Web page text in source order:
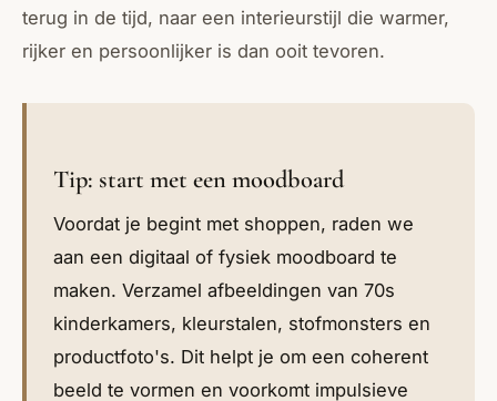
terug in de tijd, naar een interieurstijl die warmer,
rijker en persoonlijker is dan ooit tevoren.
Tip: start met een moodboard
Voordat je begint met shoppen, raden we
aan een digitaal of fysiek moodboard te
maken. Verzamel afbeeldingen van 70s
kinderkamers, kleurstalen, stofmonsters en
productfoto's. Dit helpt je om een coherent
beeld te vormen en voorkomt impulsieve